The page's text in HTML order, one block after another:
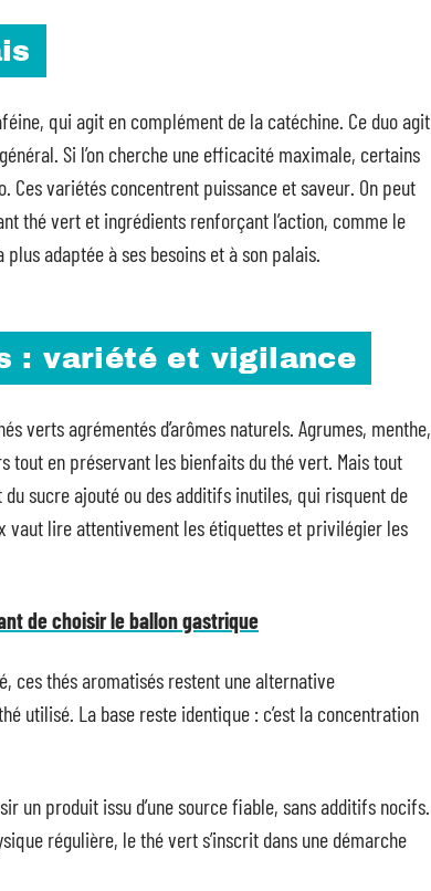
qui agit en complément de la catéchine. Ce duo agit
Si l’on cherche une efficacité maximale, certains
Ces variétés concentrent puissance et saveur. On peut
thé vert et ingrédients renforçant l’action, comme le
adaptée à ses besoins et à son palais.
: variété et vigilance
verts agrémentés d’arômes naturels. Agrumes, menthe,
en préservant les bienfaits du thé vert. Mais tout
sucre ajouté ou des additifs inutiles, qui risquent de
vaut lire attentivement les étiquettes et privilégier les
de choisir le ballon gastrique
ces thés aromatisés restent une alternative
utilisé. La base reste identique : c’est la concentration
un produit issu d’une source fiable, sans additifs nocifs.
régulière, le thé vert s’inscrit dans une démarche